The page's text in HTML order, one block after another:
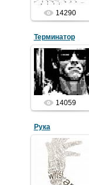
14290
Терминатор
06.06.2011
Арнольд
Шварценеггер
14059
Рука
10.01.2012